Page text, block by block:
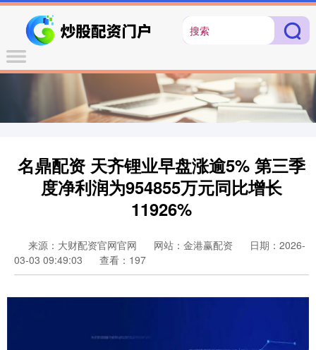
名鼎配资 天齐锂业早盘涨逾5% 第三季
度净利润为954855万元同比增长
11926%
来源：大财配资官网官网 网站：金港赢配资
日期：2026-
03-03 09:49:03
查看：197